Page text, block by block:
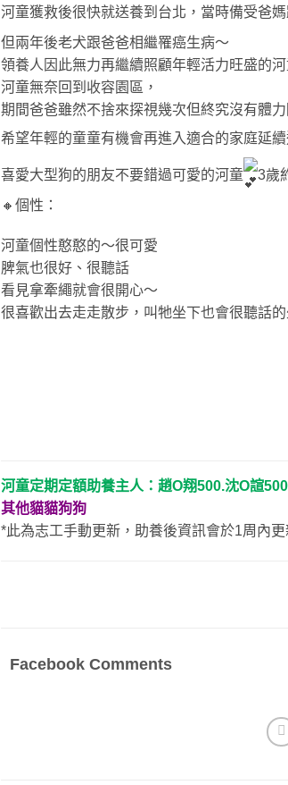
河童獲救後很快就送養到台北，當時備受爸
但兩年後老犬跟爸爸相繼罹癌生病～
領養人因此無力再繼續照顧年輕活力旺盛的
河童無奈回到收容園區，
期間爸爸雖然不捨來探視幾次但終究沒有體力
希望年輕的童童有機會再進入適合的家庭延
喜愛大型狗的朋友不要錯過可愛的河童 3歲
🔸個性：
河童個性憨憨的～很可愛
脾氣也很好、很聽話
看見拿牽繩就會很開心～
很喜歡出去走走散步，叫牠坐下也會很聽話
河童定期定額助養主人：趙O翔500.沈O諠
其他貓貓狗狗
*此為志工手動更新，助養後資訊會於1周內
Facebook Comments